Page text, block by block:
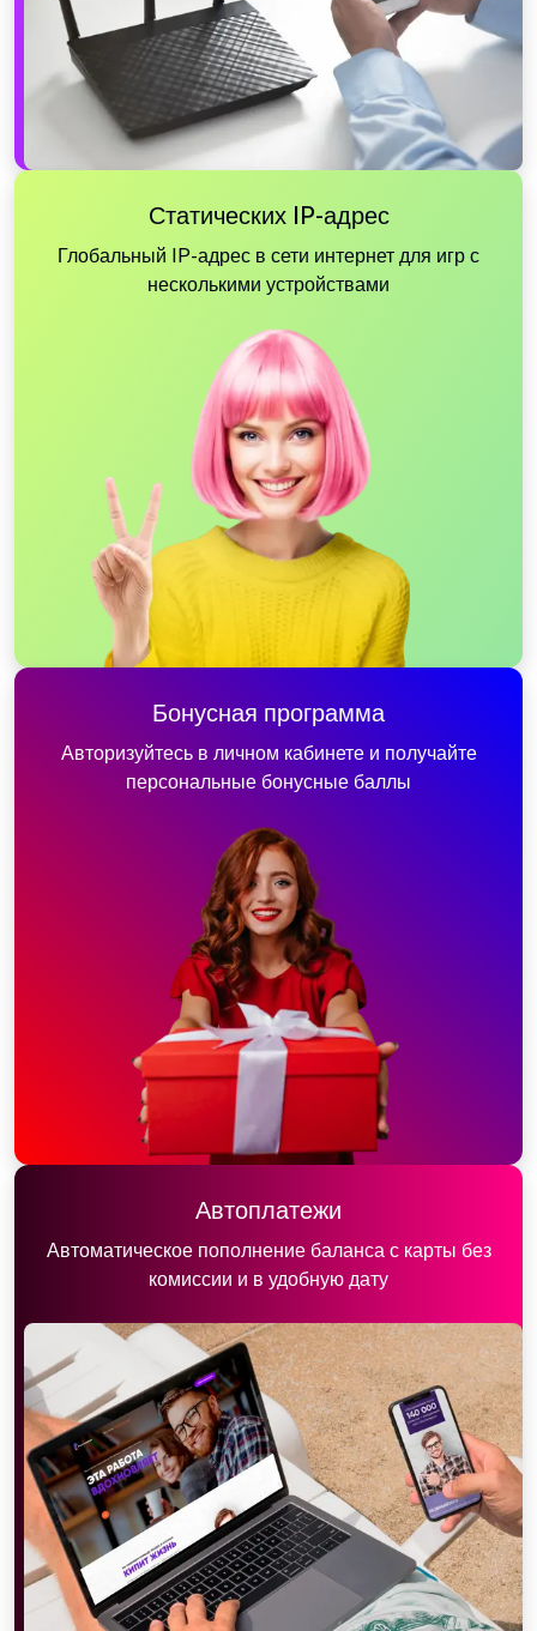
Статических IP-адрес
Глобальный IP-адрес в сети интернет для игр с
несколькими устройствами
Бонусная программа
Авторизуйтесь в личном кабинете и получайте
персональные бонусные баллы
Автоплатежи
Автоматическое пополнение баланса с карты без
комиссии и в удобную дату